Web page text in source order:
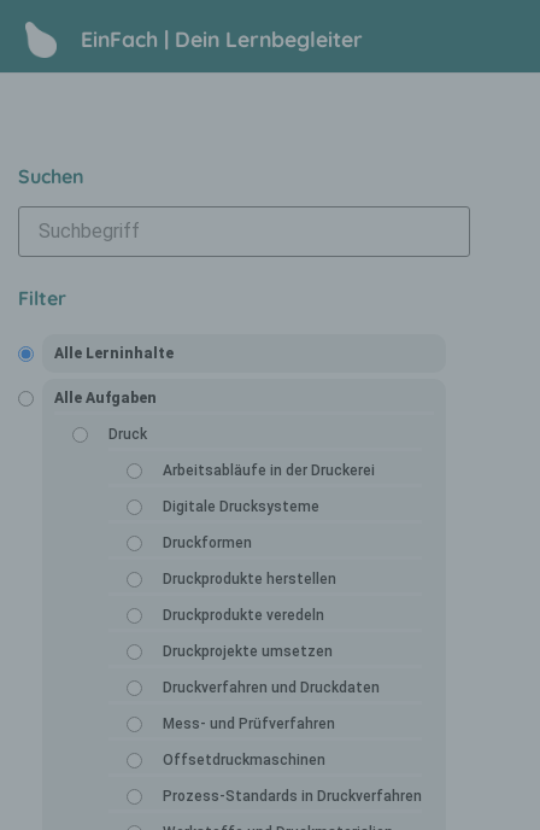
EinFach | Dein Lernbegleiter
Suchen
Filter
Alle Lerninhalte
Alle Aufgaben
Druck
Arbeitsabläufe in der Druckerei
Digitale Drucksysteme
Druckformen
Druckprodukte herstellen
Druckprodukte veredeln
Druckprojekte umsetzen
Druckverfahren und Druckdaten
Mess- und Prüfverfahren
Offsetdruckmaschinen
Prozess-Standards in Druckverfahren